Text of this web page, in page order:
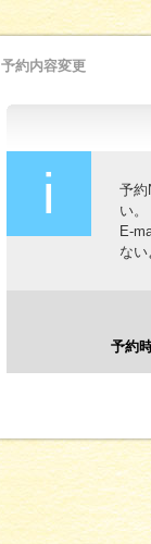
予約内容変更
i
予約
い。
E-
ない
予約